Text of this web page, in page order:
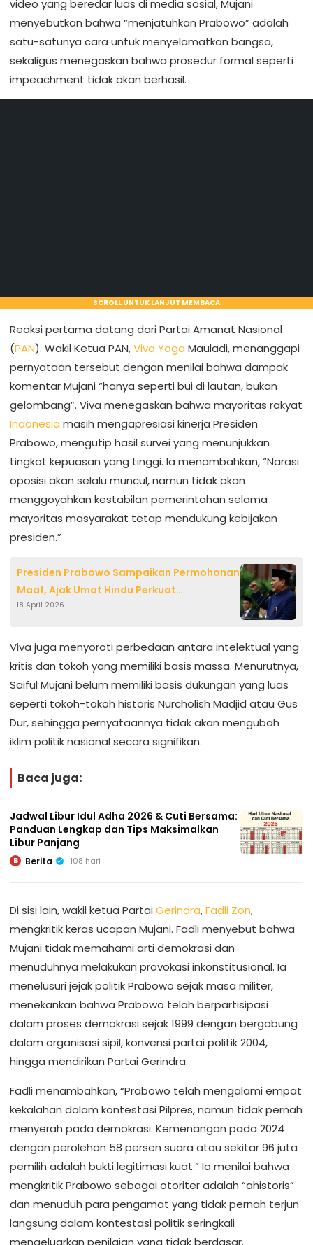
video yang beredar luas di media sosial, Mujani
menyebutkan bahwa “menjatuhkan Prabowo” adalah
satu-satunya cara untuk menyelamatkan bangsa,
sekaligus menegaskan bahwa prosedur formal seperti
impeachment tidak akan berhasil.
SCROLL UNTUK LANJUT MEMBACA
Reaksi pertama datang dari Partai Amanat Nasional
(PAN). Wakil Ketua PAN,Viva Yoga Mauladi, menanggapi
pernyataan tersebut dengan menilai bahwa dampak
komentar Mujani “hanya seperti bui di lautan, bukan
gelombang”. Viva menegaskan bahwa mayoritas rakyat
Indonesia masih mengapresiasi kinerja Presiden
Prabowo, mengutip hasil survei yang menunjukkan
tingkat kepuasan yang tinggi. Ia menambahkan, “Narasi
oposisi akan selalu muncul, namun tidak akan
menggoyahkan kestabilan pemerintahan selama
mayoritas masyarakat tetap mendukung kebijakan
presiden.”
Presiden Prabowo Sampaikan Permohonan
Maaf, Ajak Umat Hindu Perkuat
Persaudaraan di Dharma Santi Nasional
18 April 2026
Viva juga menyoroti perbedaan antara intelektual yang
kritis dan tokoh yang memiliki basis massa. Menurutnya,
Saiful Mujani belum memiliki basis dukungan yang luas
seperti tokoh-tokoh historis Nurcholish Madjid atau Gus
Dur, sehingga pernyataannya tidak akan mengubah
iklim politik nasional secara signifikan.
Baca juga:
Jadwal Libur Idul Adha 2026 & Cuti Bersama:
Panduan Lengkap dan Tips Maksimalkan
Libur Panjang
B Berita 108 hari
Di sisi lain, wakil ketua Partai Gerindra,Fadli Zon,
mengkritik keras ucapan Mujani. Fadli menyebut bahwa
Mujani tidak memahami arti demokrasi dan
menuduhnya melakukan provokasi inkonstitusional. Ia
menelusuri jejak politik Prabowo sejak masa militer,
menekankan bahwa Prabowo telah berpartisipasi
dalam proses demokrasi sejak 1999 dengan bergabung
dalam organisasi sipil, konvensi partai politik 2004,
hingga mendirikan Partai Gerindra.
Fadli menambahkan, “Prabowo telah mengalami empat
kekalahan dalam kontestasi Pilpres, namun tidak pernah
menyerah pada demokrasi. Kemenangan pada 2024
dengan perolehan 58 persen suara atau sekitar 96 juta
pemilih adalah bukti legitimasi kuat.” Ia menilai bahwa
mengkritik Prabowo sebagai otoriter adalah “ahistoris”
dan menuduh para pengamat yang tidak pernah terjun
langsung dalam kontestasi politik seringkali
mengeluarkan penilaian yang tidak berdasar.